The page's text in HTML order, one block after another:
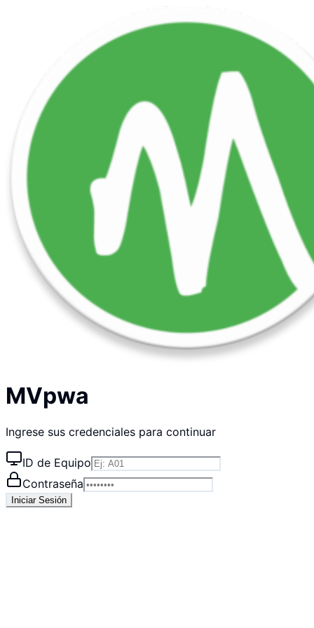
MVpwa
Ingrese sus credenciales para continuar
ID de Equipo
Contraseña
Iniciar Sesión